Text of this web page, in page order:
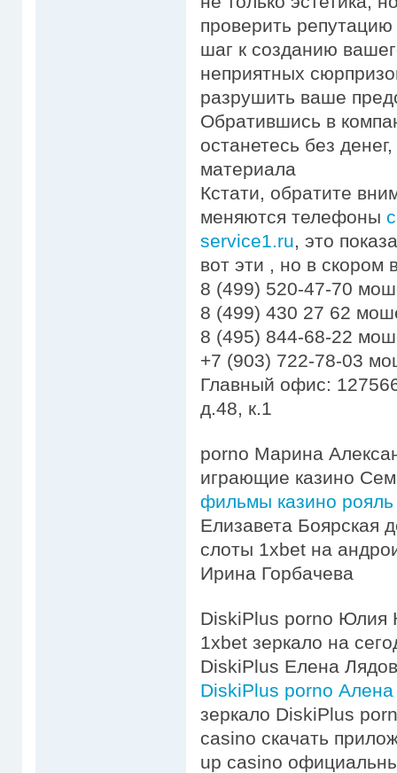
проверить
шаг к созданию
неприятных
разрушить ваше
Обратившись в
останетесь без
материала
Кстати, обратите
меняются телефоны
service1.ru, это
вот эти , но в скором
8 (499) 520-47-70
8 (499) 430 27 62
8 (495) 844-68-22
+7 (903) 722-78-03
Главный офис:
д.48, к.1
porno Марина
играющие казино
фильмы казино рояль
Елизавета Боярская
слоты 1xbet на
Ирина Горбачева
DiskiPlus porno Юлия
1xbet зеркало на
DiskiPlus Елена
DiskiPlus porno
зеркало DiskiPlus
casino скачать
up casino